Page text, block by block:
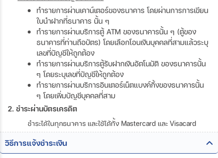
ทำรายการผ่านเคาน์เตอร์ของธนาคาร โดยผ่านการการเขียน
ใบนำฝากที่ธนาคาร นั้น ๆ
ทำรายการผ่านบริการตู้ ATM ของธนาคารนั้น ๆ (ตู้ของ
ธนาคารที่ท่านถือบัตร) โดยเลือกโอนเงินบุคคลที่สามแล้วระบุ
เลขที่บัญชีให้ถูกต้อง
ทำรายการผ่านบริการตู้รับฝากเงินอัตโนมัติ ของธนาคารนั้น
ๆ โดยระบุเลขที่บัญชีให้ถูกต้อง
ทำรายการผ่านบริการอินเตอร์เน็ตแบงค์กิ้งของธนาคารนั้น
ๆ โดยเพิ่มบัญชีบุคคลที่สาม
2. ชำระผ่านบัตรเครดิต
ชำระได้ในทุกธนาคาร และใช้ได้ทั้ง Mastercard และ Visacard
วิธีการแจ้งชำระเงิน